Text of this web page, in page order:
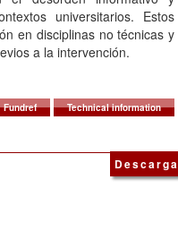
universitarios. Estos
en disciplinas no técnicas y
a la intervención.
Fundref Technical information
Descarga